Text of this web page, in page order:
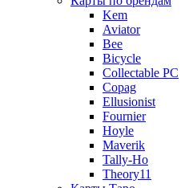
Kem
Aviator
Bee
Bicycle
Collectable PC
Copag
Ellusionist
Fournier
Hoyle
Maverik
Tally-Ho
Theory11